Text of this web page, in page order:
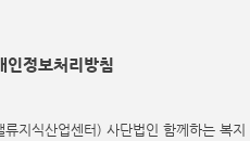
인정보처리방침
지식산업센터) 사단법인 함께하는 복지